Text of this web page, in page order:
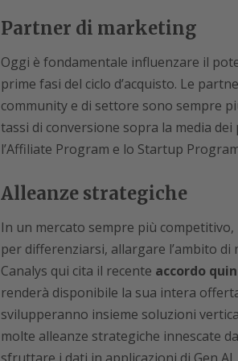
Partner di marketing
Oggi è fondamentale influenzare il
prime fasi del ciclo d’acquisto. Le
community e di settore sono sempre
tassi di conversione sopra la media
l’Affiliate Program e lo Startup
Alleanze strategiche
In un mercato sempre più
per differenziarsi, allargare l’ambito
Canalys qui cita il recente accordo
renderà disponibile la sua intera
svilupperanno insieme soluzioni
molte alleanze strategiche innescate